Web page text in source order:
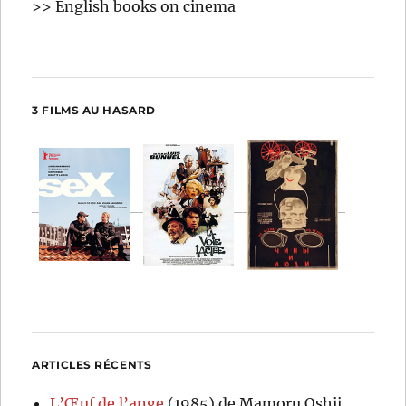
>> English books on cinema
3 FILMS AU HASARD
ARTICLES RÉCENTS